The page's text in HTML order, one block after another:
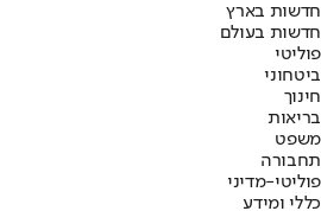
חדשות בארץ
חדשות בעולם
פוליטי
ביטחוני
חינוך
בריאות
משפט
תחבורה
פוליטי-מדיני
כללי ומידע